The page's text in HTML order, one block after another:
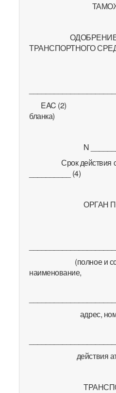
ОДОБРЕНИЕ
ТРАНСПОРТНОГО
EAC (2)
бланка)
N
Срок действия с
__________ (4)
ОРГАН ПО
(полное и
наименование,
адрес, номер,
действия